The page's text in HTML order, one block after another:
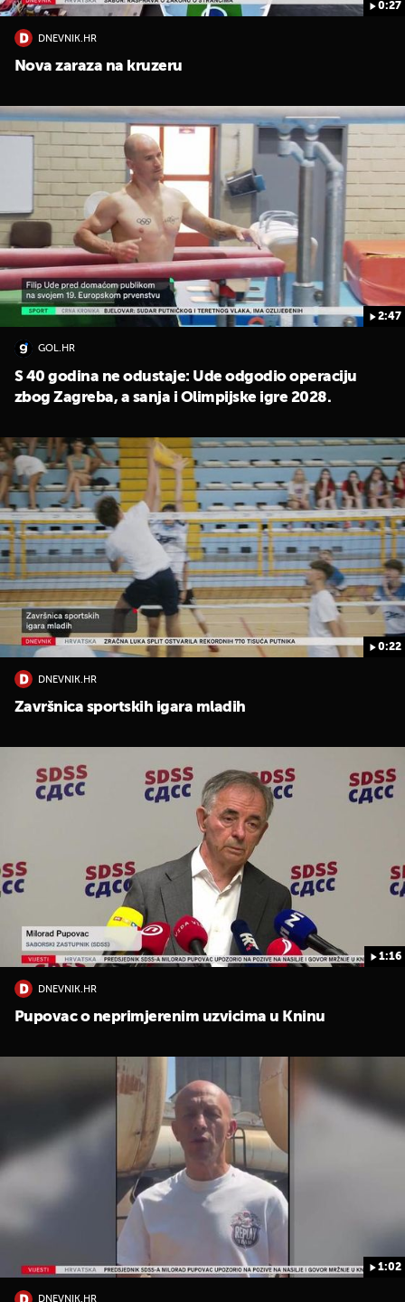
0:27
DNEVNIK.HR
Nova zaraza na kruzeru
2:47
GOL.HR
S 40 godina ne odustaje: Ude odgodio operaciju
zbog Zagreba, a sanja i Olimpijske igre 2028.
0:22
DNEVNIK.HR
Završnica sportskih igara mladih
1:16
DNEVNIK.HR
Pupovac o neprimjerenim uzvicima u Kninu
1:02
DNEVNIK.HR